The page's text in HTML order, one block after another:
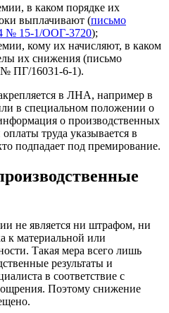
в каком порядке их
выплачивают (письмо
№ 15-1/ООГ-3720);
кому их начисляют, в каком
их снижения (письмо
№ ПГ/16031-6-1).
в ЛНА, например в
в специальном положении о
о производственных
труда указывается в
подпадает под премирование.
не является ни штрафом, ни
к материальной или
Такая мера всего лишь
результаты и
в соответствие с
Поэтому снижение